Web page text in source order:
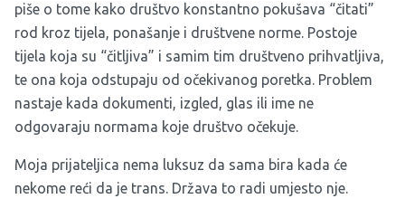
piše o tome kako društvo konstantno pokušava “čitati”
rod kroz tijela, ponašanje i društvene norme. Postoje
tijela koja su “čitljiva” i samim tim društveno prihvatljiva,
te ona koja odstupaju od očekivanog poretka. Problem
nastaje kada dokumenti, izgled, glas ili ime ne
odgovaraju normama koje društvo očekuje.
Moja prijateljica nema luksuz da sama bira kada će
nekome reći da je trans. Država to radi umjesto nje.